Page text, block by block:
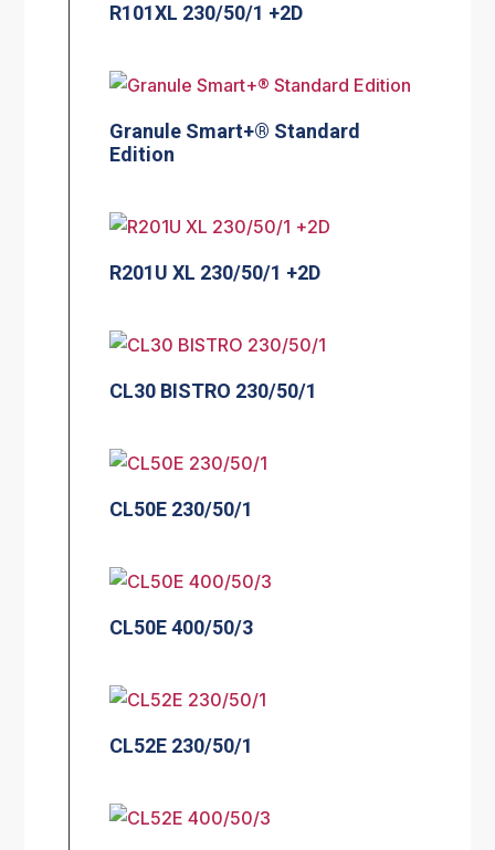
R101XL 230/50/1 +2D
Granule Smart+® Standard
Edition
R201U XL 230/50/1 +2D
CL30 BISTRO 230/50/1
CL50E 230/50/1
CL50E 400/50/3
CL52E 230/50/1